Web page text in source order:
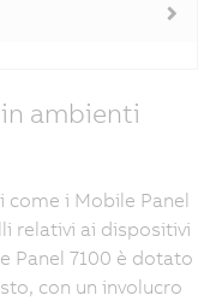
ambienti
i Mobile Panel
relativi ai dispositivi
Panel 7100 è dotato
con un involucro